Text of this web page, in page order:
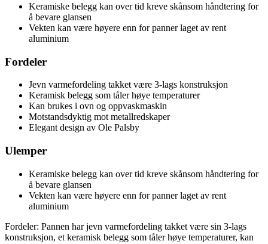
Keramiske belegg kan over tid kreve skånsom håndtering for
å bevare glansen
Vekten kan være høyere enn for panner laget av rent
aluminium
Fordeler
Jevn varmefordeling takket være 3-lags konstruksjon
Keramisk belegg som tåler høye temperaturer
Kan brukes i ovn og oppvaskmaskin
Motstandsdyktig mot metallredskaper
Elegant design av Ole Palsby
Ulemper
Keramiske belegg kan over tid kreve skånsom håndtering for
å bevare glansen
Vekten kan være høyere enn for panner laget av rent
aluminium
Fordeler: Pannen har jevn varmefordeling takket være sin 3-lags
konstruksjon, et keramisk belegg som tåler høye temperaturer, kan